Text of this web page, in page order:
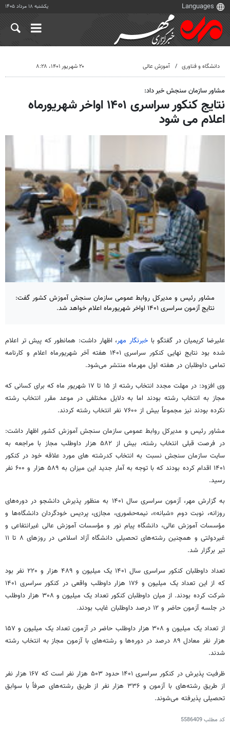
یکشنبه ۱۸ مرداد ۱۴۰۵
دانشگاه و فناوری آموزش عالی ۲۰ شهریور ۱۴۰۱، ۸:۲۸
مشاور سازمان سنجش خبر داد:
‌نتایج کنکور سراسری ۱۴۰۱ اواخر شهریورماه
اعلام می شود
مشاور رئیس و مدیرکل روابط عمومی سازمان سنجش آموزش کشور گفت:
‌نتایج آزمون سراسری ۱۴۰۱ اواخر شهریورماه اعلام خواهد شد.
علیرضا کریمیان در گفتگو با خبرنگار مهر، اظهار داشت: همانطور که پیش تر اعلام
شده بود نتایج نهایی کنکور سراسری ۱۴۰۱ هفته آخر شهریورماه اعلام و کارنامه
تمامی داوطلبان در هفته اول مهرماه منتشر می‌شود.
وی افزود: در مهلت مجدد انتخاب رشته از ۱۵ تا ۱۷ شهریور ماه که برای کسانی که
مجاز به انتخاب رشته بودند اما به دلایل مختلفی در موعد مقرر انتخاب رشته
نکرده بودند نیز مجموعاً بیش از ۷۶۰۰ نفر انتخاب رشته کردند.
مشاور رئیس و مدیرکل روابط عمومی سازمان سنجش آموزش کشور اظهار داشت:
در فرصت قبلی انتخاب رشته، بیش از ۵۸۲ هزار داوطلب مجاز با مراجعه به
سایت سازمان سنجش نسبت به انتخاب کدرشته های مورد علاقه خود در کنکور
۱۴۰۱ اقدام کرده بودند که با توجه به آمار جدید این میزان به ۵۸۹ هزار و ۶۰۰ نفر
رسید.
به گزارش مهر، آزمون سراسری سال ۱۴۰۱ به منظور پذیرش دانشجو در دوره‌های
روزانه، نوبت دوم «شبانه»، نیمه‌حضوری، مجازی، پردیس خودگردان دانشگاه‌ها و
مؤسسات آموزش عالی، دانشگاه پیام نور و مؤسسات آموزش عالی غیرانتفاعی و
غیردولتی و همچنین رشته‌های تحصیلی دانشگاه آزاد اسلامی در روزهای ۸ تا ۱۱
تیر برگزار شد.
تعداد داوطلبان کنکور سراسری سال ۱۴۰۱ یک میلیون و ۴۸۹ هزار و ۲۲۰ نفر بود
که از این تعداد یک میلیون و ۱۷۶ هزار داوطلب واقعی در کنکور سراسری ۱۴۰۱
شرکت کرده بودند. از میان داوطلبان کنکور تعداد یک میلیون و ۳۰۸ هزار داوطلب
در جلسه آزمون حاضر و ۱۲ درصد داوطلبان غایب بودند.
از تعداد یک میلیون و ۳۰۸ هزار داوطلب حاضر در آزمون تعداد یک میلیون و ۱۵۷
هزار نفر معادل ۸۹ درصد در دوره‌ها و رشته‌های با آزمون مجاز به انتخاب رشته
شدند.
ظرفیت پذیرش در کنکور سراسری ۱۴۰۱ حدود ۵۰۳ هزار نفر است که ۱۶۷ هزار نفر
از طریق رشته‌های با آزمون و ۳۳۶ هزار نفر از طریق رشته‌های صرفاً با سوابق
تحصیلی پذیرفته می‌شوند.
کد مطلب5586409